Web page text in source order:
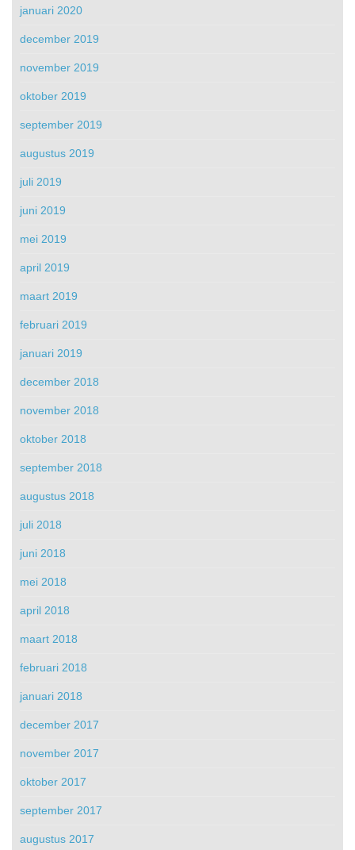
januari 2020
december 2019
november 2019
oktober 2019
september 2019
augustus 2019
juli 2019
juni 2019
mei 2019
april 2019
maart 2019
februari 2019
januari 2019
december 2018
november 2018
oktober 2018
september 2018
augustus 2018
juli 2018
juni 2018
mei 2018
april 2018
maart 2018
februari 2018
januari 2018
december 2017
november 2017
oktober 2017
september 2017
augustus 2017